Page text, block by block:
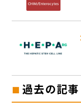
過去の記事